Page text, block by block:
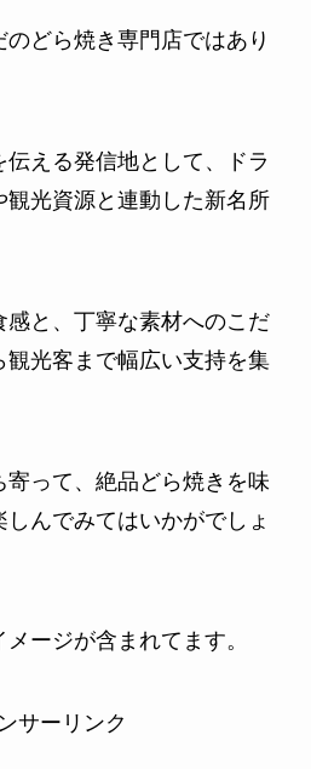
のどら焼き専門店ではあり
える発信地として、ドラ
観光資源と連動した新名所
と、丁寧な素材へのこだ
観光客まで幅広い支持を集
って、絶品どら焼きを味
んでみてはいかがでしょ
ージが含まれてます。
サーリンク